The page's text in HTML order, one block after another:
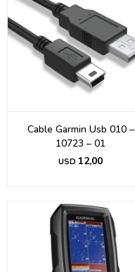
Cable Garmin Usb 010 –
10723 – 01
USD 12,00